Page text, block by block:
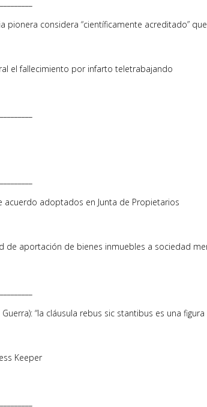
pionera considera “científicamente acreditado”
el fallecimiento por infarto teletrabajando
acuerdo adoptados en Junta de Propietarios
de aportación de bienes inmuebles a sociedad
“la cláusula rebus sic stantibus es una
Keeper